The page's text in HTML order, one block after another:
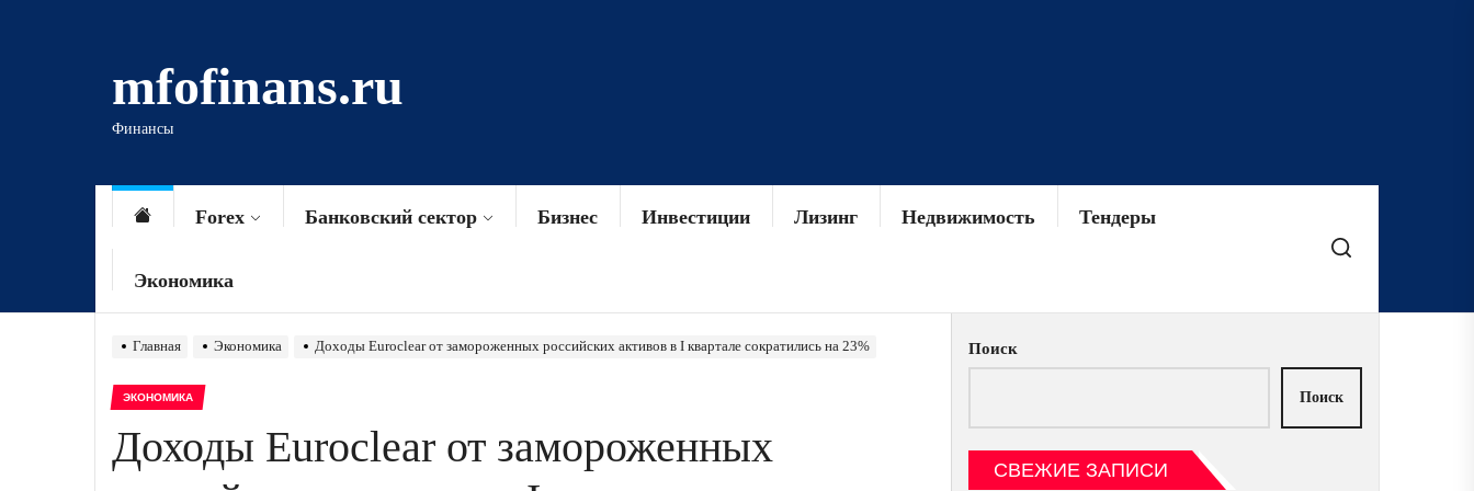
mfofinans.ru
Финансы
Forex Банковский сектор Бизнес Инвестиции Лизинг Недвижимость Тендеры
Экономика
Главная Экономика Доходы Euroclear от замороженных российских активов в I квартале сократились на 23%
ЭКОНОМИКА
Доходы Euroclear от замороженных
Поиск
Поиск
СВЕЖИЕ ЗАПИСИ